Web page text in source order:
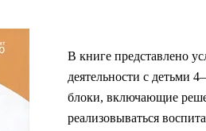
В книге представлено
деятельности с детьми
блоки, включающие
реализовываться